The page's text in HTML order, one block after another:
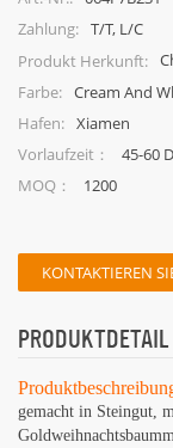
Zahlung: T/T, L/C
Produkt Herkunft:
Farbe: Cream And
Hafen: Xiamen
Vorlaufzeit：
45-60
MOQ：
1200
KONTAKTIEREN
PRODUKTDETAIL
gemacht in Steingut,